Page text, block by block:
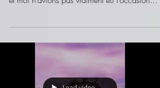
l’album étaient parus, mais Jean-Sully